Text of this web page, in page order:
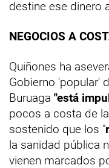
destine ese dinero
NEGOCIOS A
Quiñones ha
Gobierno 'popular'
Buruaga "está
pocos a costa de
sostenido que los "
la sanidad pública
vienen marcados